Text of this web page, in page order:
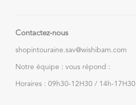
Contactez-nous
shopintouraine.sav@wishibam.com
Notre équipe : vous répond :
Horaires : 09h30-12H30 / 14h-17H30